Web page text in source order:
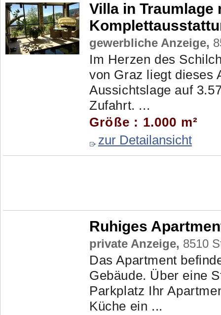
Villa in Traumlage
gewerbliche Anzeige,
Im Herzen des
von Graz liegt dieses
Aussichtslage auf
Zufahrt. ...
Größe : 1.000 m²
zur Detailansicht
Ruhiges
private Anzeige, 8510
Das Apartment
Gebäude. Über eine
Parkplatz Ihr
Küche ein ...